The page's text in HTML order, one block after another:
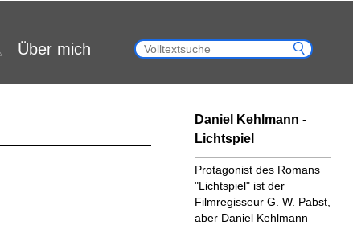
Über mich
Daniel Kehlmann -
Lichtspiel
Protagonist des Romans
"Lichtspiel" ist der
Filmregisseur G. W. Pabst,
aber Daniel Kehlmann